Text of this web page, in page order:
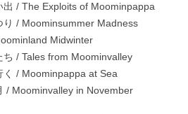
出 / The Exploits of Moominpappa
り / Moominsummer Madness
Midwinter
ち / Tales from Moominvalley
く / Moominpappa at Sea
/ Moominvalley in November